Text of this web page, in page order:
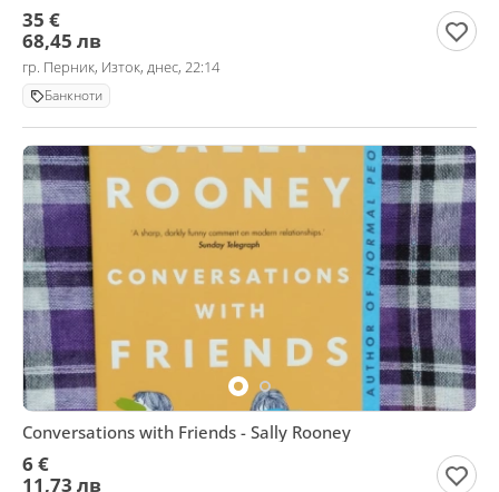
35 €
68,45 лв
гр. Перник, Изток, днес, 22:14
Банкноти
Conversations with Friends - Sally Rooney
6 €
11,73 лв